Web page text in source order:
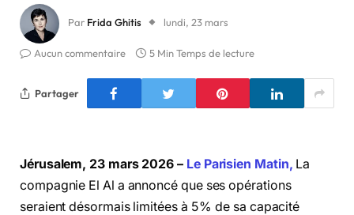
Par Frida Ghitis lundi, 23 mars
Aucun commentaire 5 Min Temps de lecture
Partager
Jérusalem, 23 mars 2026 – Le Parisien Matin, La
compagnie El Al a annoncé que ses opérations
seraient désormais limitées à 5 % de sa capacité